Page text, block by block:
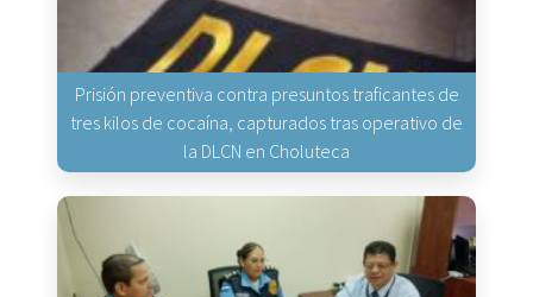
Prisión preventiva contra presuntos traficantes de
tres kilos de cocaína, capturados tras operativo de
la DLCN en Choluteca